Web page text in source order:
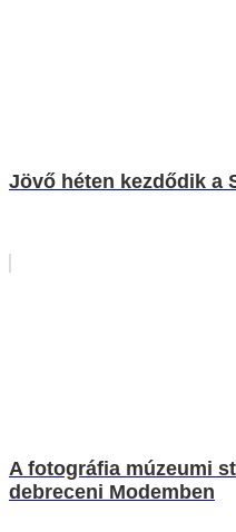
Jövő héten kezdődik a
A fotográfia múzeumi
debreceni Modemben